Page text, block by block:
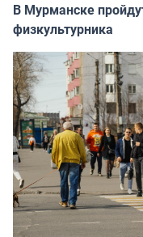
В Мурманске
физкультурника